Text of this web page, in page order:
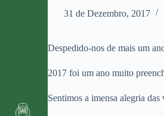
31 de Dezembro, 2017
Despedido-nos de mais um
2017 foi um ano muito
Sentimos a imensa alegria